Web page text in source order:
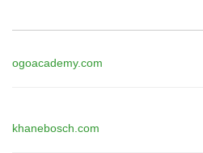
ogoacademy.com
khanebosch.com